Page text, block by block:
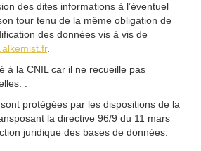
des dites informations à l’éventuel
tour tenu de la même obligation de
des données vis à vis de
.
à la CNIL car il ne recueille pas
.
protégées par les dispositions de la
la directive 96/9 du 11 mars
juridique des bases de données.